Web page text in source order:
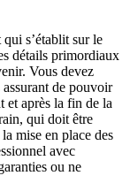
s’établit sur le
détails primordiaux
Vous devez
de pouvoir
et après la fin de la
qui doit être
mise en place des
avec
ou ne